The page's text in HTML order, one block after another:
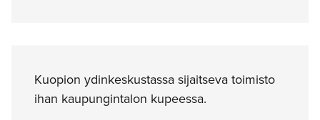
Kuopion ydinkeskustassa sijaitseva toimisto
ihan kaupungintalon kupeessa.